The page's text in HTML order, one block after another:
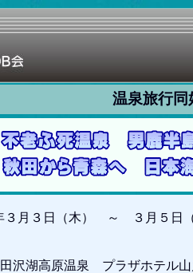
温泉旅行
月３日（木） ～ ３月５日
温泉 プラザホテル山